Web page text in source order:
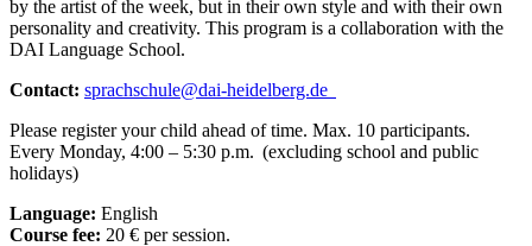
by the artist of the week, but in their own style and with their own
personality and creativity. This program is a collaboration with the
DAI Language School.
Contact: sprachschule@dai-heidelberg.de
Please register your child ahead of time. Max. 10 participants.
Every Monday, 4:00 – 5:30 p.m. (excluding school and public
holidays)
Language: English
Course fee: 20 € per session.